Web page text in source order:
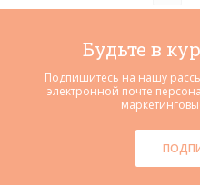
Будьте в
Подпишитесь на нашу
электронной почте